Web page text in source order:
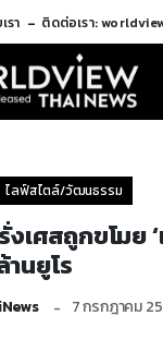
รา ติดต่อเรา:
ไลฟ์สไตล์/วัฒนธรรม
ศสถูกขโมย ‘
นยูโร
7 กรกฎาคม